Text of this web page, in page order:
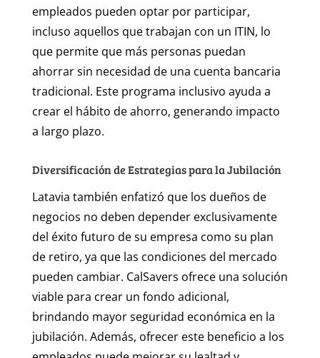
empleados pueden optar por participar,
incluso aquellos que trabajan con un ITIN, lo
que permite que más personas puedan
ahorrar sin necesidad de una cuenta bancaria
tradicional. Este programa inclusivo ayuda a
crear el hábito de ahorro, generando impacto
a largo plazo.
Diversificación de Estrategias para la Jubilación
Latavia también enfatizó que los dueños de
negocios no deben depender exclusivamente
del éxito futuro de su empresa como su plan
de retiro, ya que las condiciones del mercado
pueden cambiar. CalSavers ofrece una solución
viable para crear un fondo adicional,
brindando mayor seguridad económica en la
jubilación. Además, ofrecer este beneficio a los